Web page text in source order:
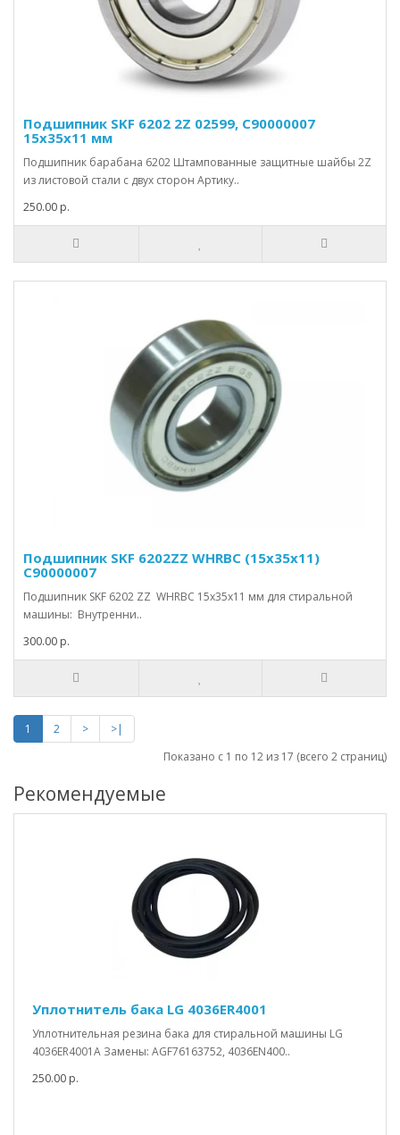
Подшипник SKF 6202 2Z 02599, C90000007
15x35x11 мм
Подшипник барабана 6202 Штампованные защитные шайбы 2Z
из листовой стали с двух сторон Артику..
250.00 р.
Подшипник SKF 6202ZZ WHRBC (15х35х11)
C90000007
Подшипник SKF 6202 ZZ WHRBC 15х35х11 мм для стиральной
машины: Внутренни..
300.00 р.
1 2 >
>|
Показано с 1 по 12 из 17 (всего 2 страниц)
Рекомендуемые
Уплотнитель бака LG 4036ER4001
Уплотнительная резина бака для стиральной машины LG
4036ER4001A Замены: AGF76163752, 4036EN400..
250.00 р.